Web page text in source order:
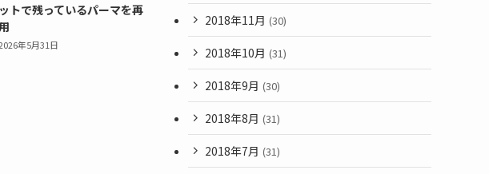
トで残っているパーマを再
年5月31日
2018年11月 (30)
2018年10月 (31)
2018年9月 (30)
2018年8月 (31)
2018年7月 (31)